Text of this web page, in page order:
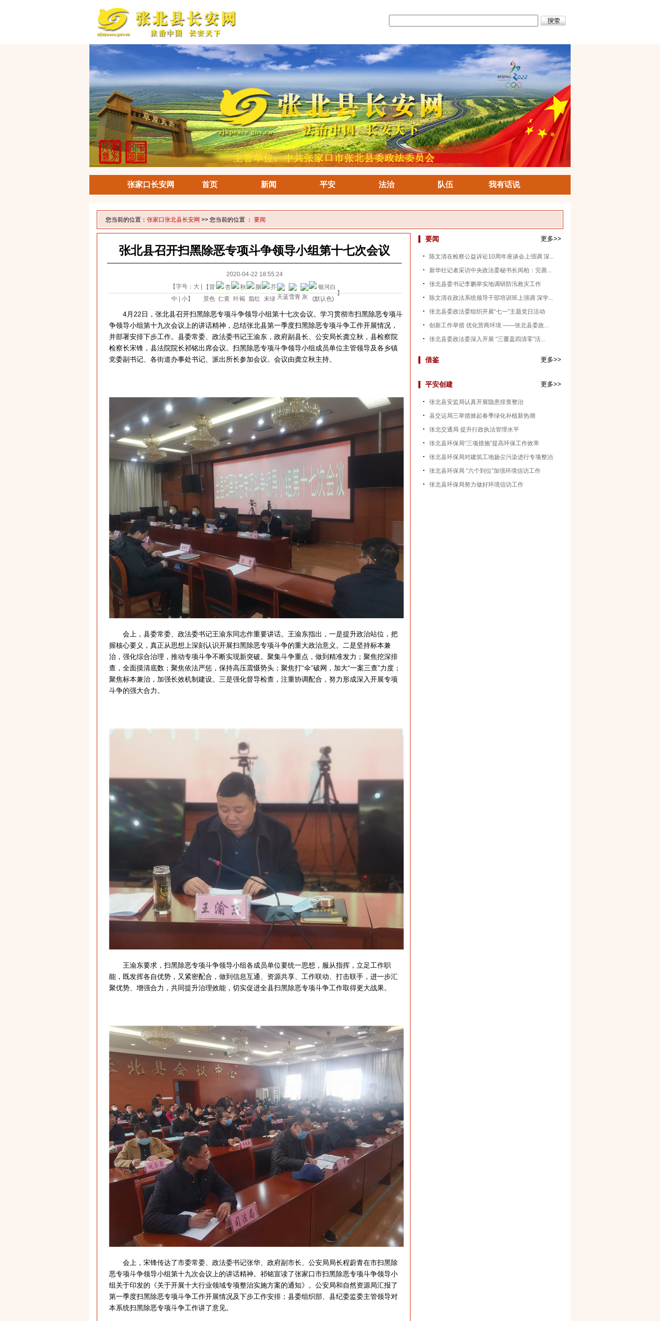
张家口长安网 首页 新闻 平安 法治 队伍 我有话说
您当前的位置： 张家口张北县长安网 >> 您当前的位置 ： 要闻
张北县召开扫黑除恶专项斗争领导小组第十七次会议
2020-04-22 18:55:24
【字号： 大
中
小】
【背
景色
】
4月22日，张北县召开扫黑除恶专项斗争领导小组第十七次会议。学习贯彻市扫黑除恶专项斗
争领导小组第十九次会议上的讲话精神，总结张北县第一季度扫黑除恶专项斗争工作开展情况，
并部署安排下步工作。县委常委、政法委书记王渝东，政府副县长、公安局长龚立秋，县检察院
检察长宋锋，县法院院长祁铭出席会议。扫黑除恶专项斗争领导小组成员单位主管领导及各乡镇
党委副书记、各街道办事处书记、派出所长参加会议。会议由龚立秋主持。
会上，县委常委、政法委书记王渝东同志作重要讲话。王渝东指出，一是提升政治站位，把
握核心要义，真正从思想上深刻认识开展扫黑除恶专项斗争的重大政治意义。二是坚持标本兼
治，强化综合治理，推动专项斗争不断实现新突破。聚集斗争重点，做到精准发力；聚焦挖深排
查，全面摸清底数；聚焦依法严惩，保持高压震慑势头；聚焦打“伞”破网，加大“一案三查”力度；
聚焦标本兼治，加强长效机制建设。三是强化督导检查，注重协调配合，努力形成深入开展专项
斗争的强大合力。
王渝东要求，扫黑除恶专项斗争领导小组各成员单位要统一思想，服从指挥，立足工作职
能，既发挥各自优势，又紧密配合，做到信息互通、资源共享、工作联动、打击联手，进一步汇
聚优势、增强合力，共同提升治理效能，切实促进全县扫黑除恶专项斗争工作取得更大战果。
会上，宋锋传达了市委常委、政法委书记张华、政府副市长、公安局局长程蔚青在市扫黑除
恶专项斗争领导小组第十九次会议上的讲话精神。祁铭宣读了张家口市扫黑除恶专项斗争领导小
组关于印发的《关于开展十大行业领域专项整治实施方案的通知》。公安局和自然资源局汇报了
第一季度扫黑除恶专项斗争工作开展情况及下步工作安排；县委组织部、县纪委监委主管领导对
本系统扫黑除恶专项斗争工作讲了意见。
要闻 更多>>
陈文清在检察公益诉讼10周年座谈会上强调 深...
新华社记者采访中央政法委秘书长訚柏：完善...
张北县委书记李鹏举实地调研防汛救灾工作
陈文清在政法系统领导干部培训班上强调 深学...
张北县委政法委组织开展“七一”主题党日活动
创新工作举措 优化营商环境 ——张北县委政...
张北县委政法委深入开展 “三覆盖四清零”活...
借鉴 更多>>
平安创建 更多>>
张北县安监局认真开展隐患排查整治
县交运局三举措掀起春季绿化补植新热潮
张北交通局 提升行政执法管理水平
张北县环保局“三项措施”提高环保工作效率
张北县环保局对建筑工地扬尘污染进行专项整治
张北县环保局 “六个到位”加强环境信访工作
张北县环保局努力做好环境信访工作